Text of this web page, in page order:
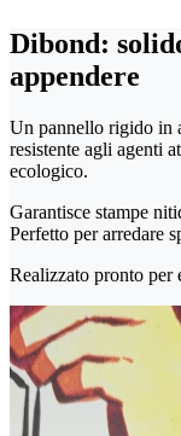
Dibond:
appendere
Un pannello rigido in
resistente agli agenti
ecologico.
Garantisce stampe
Perfetto per arredare
Realizzato pronto per